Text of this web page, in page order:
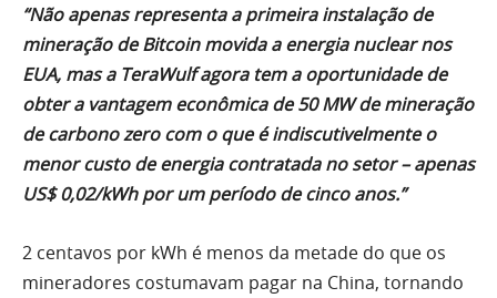
“Não apenas representa a primeira instalação de
mineração de Bitcoin movida a energia nuclear nos
EUA, mas a TeraWulf agora tem a oportunidade de
obter a vantagem econômica de 50 MW de mineração
de carbono zero com o que é indiscutivelmente o
menor custo de energia contratada no setor – apenas
US$ 0,02/kWh por um período de cinco anos.”
2 centavos por kWh é menos da metade do que os
mineradores costumavam pagar na China, tornando